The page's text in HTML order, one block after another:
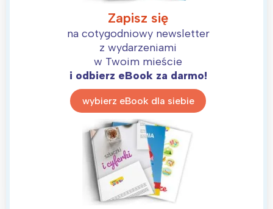
Zapisz się
na cotygodniowy newsletter
z wydarzeniami
w Twoim mieście
i odbierz eBook za darmo!
wybierz eBook dla siebie